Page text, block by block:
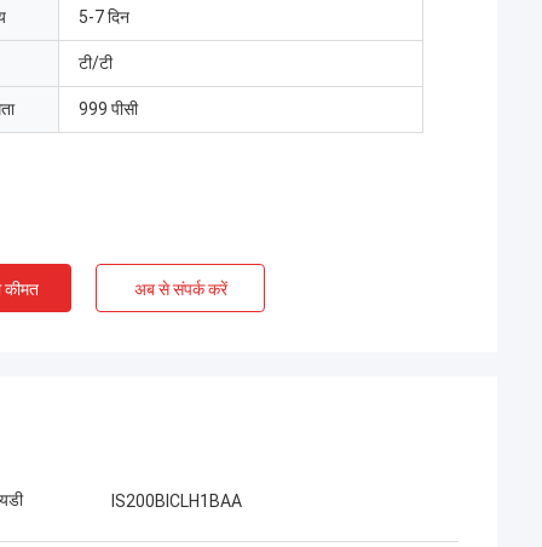
5-7 दिन
टी/टी
999 पीसी
कीमत अब से संपर्क करें
IS200BICLH1BAA